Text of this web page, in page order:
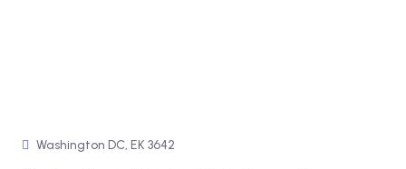
Washington DC, EK 3642